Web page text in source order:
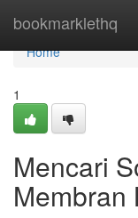
bookmarklethq
Home
Home
1
Mencari
Membran